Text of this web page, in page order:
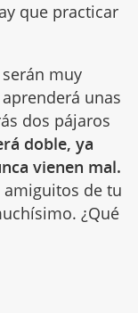
que practicar
muy
unas
dos pájaros
doble, ya
vienen mal.
amiguitos de tu
¿Qué